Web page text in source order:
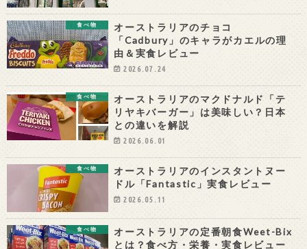
食べ物
オーストラリアのチョコ
「Cadbury」のキャラがカエルの理
由＆実食レビュー
2026.07.24
食べ物
オーストラリアのマクドナルド「テ
リヤキバーガー」は美味しい？日本
との違いを解説
2026.06.01
食べ物
オーストラリアのインスタントヌー
ドル「Fantastic」実食レビュー
2026.05.11
食べ物
オーストラリアの定番朝食Weet-Bix
とは？食べ方・栄養・実食レビュー